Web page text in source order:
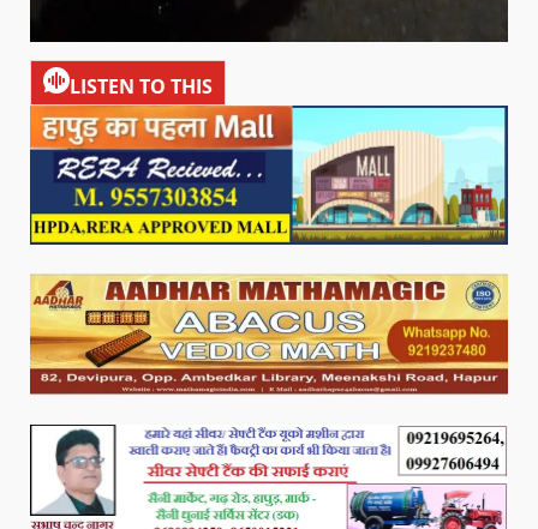
LISTEN TO THIS